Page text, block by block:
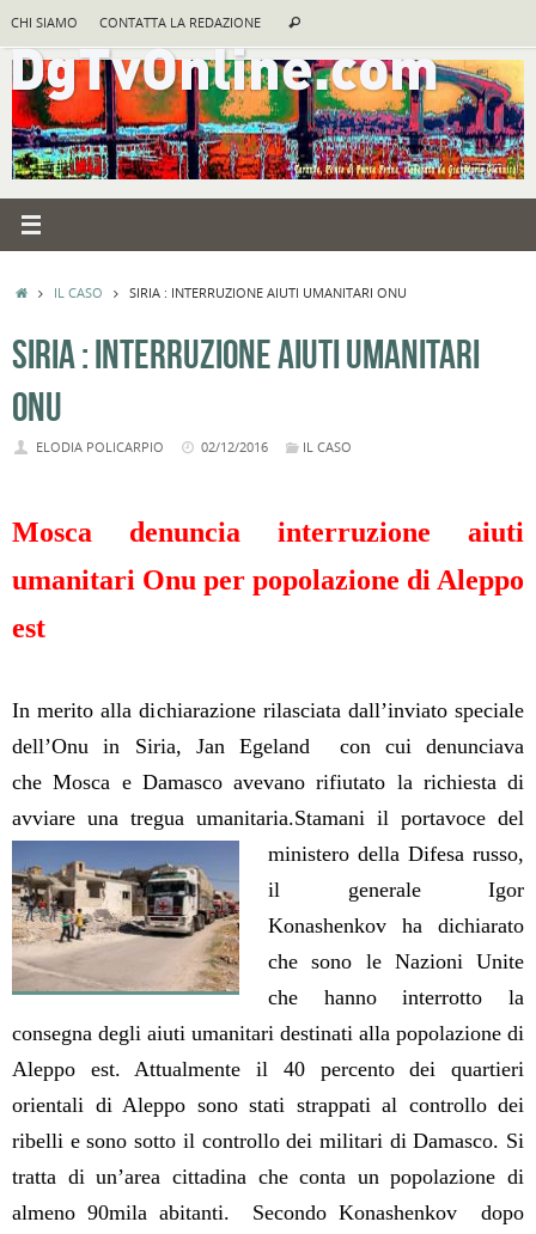
contenuto
CHI SIAMO CONTATTA LA REDAZIONE Cerca
HOMEIL CASO SIRIA : INTERRUZIONE AIUTI UMANITARI ONU
SIRIA : INTERRUZIONE AIUTI UMANITARI
ONU
ELODIA POLICARPIO 02/12/2016 IL CASO
Mosca denuncia interruzione aiuti
umanitari Onu per popolazione di Aleppo
est
In merito alla dichiarazione rilasciata dall’inviato speciale
dell’Onu in Siria, Jan Egeland con cui denunciava
che Mosca e Damasco avevano rifiutato la richiesta di
avviare una tregua umanitaria.Stamani il portavoce del
ministero della Difesa russo,
il generale Igor
Konashenkov ha dichiarato
che sono le Nazioni Unite
che hanno interrotto la
consegna degli aiuti umanitari destinati alla popolazione di
Aleppo est. Attualmente il 40 percento dei quartieri
orientali di Aleppo sono stati strappati al controllo dei
ribelli e sono sotto il controllo dei militari di Damasco. Si
tratta di un’area cittadina che conta un popolazione di
almeno 90mila abitanti. Secondo Konashenkov dopo